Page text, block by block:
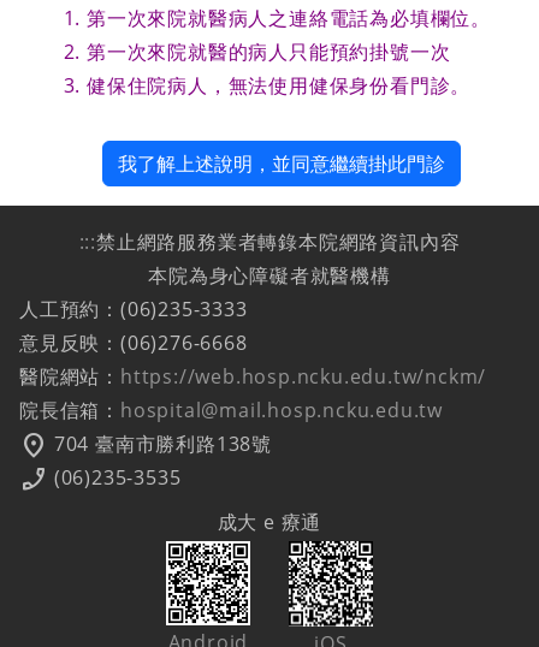
第一次來院就醫病人之連絡電話為必填欄位。
第一次來院就醫的病人只能預約掛號一次
健保住院病人，無法使用健保身份看門診。
我了解上述說明，並同意繼續掛此門診
:::禁止網路服務業者轉錄本院網路資訊內容
本院為身心障礙者就醫機構
人工預約：(06)235-3333
意見反映：(06)276-6668
醫院網站： https://web.hosp.ncku.edu.tw/nckm/
院長信箱： hospital@mail.hosp.ncku.edu.tw
location_on 704 臺南市勝利路138號
phone_enabled (06)235-3535
成大 e 療通